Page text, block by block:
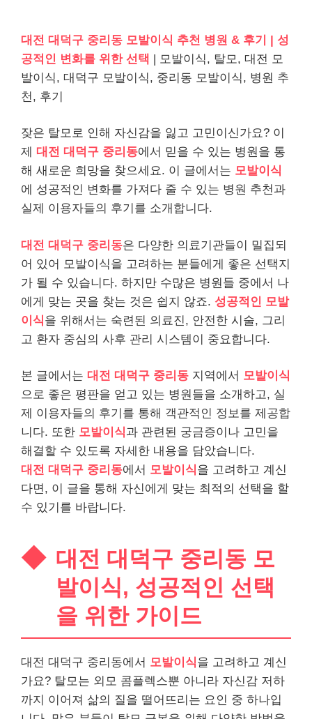
대전 대덕구 중리동 모발이식 추천 병원 & 후기 | 성
공적인 변화를 위한 선택 | 모발이식, 탈모, 대전 모
발이식, 대덕구 모발이식, 중리동 모발이식, 병원 추
천, 후기
잦은 탈모로 인해 자신감을 잃고 고민이신가요? 이
제 대전 대덕구 중리동에서 믿을 수 있는 병원을 통
해 새로운 희망을 찾으세요. 이 글에서는 모발이식
에 성공적인 변화를 가져다 줄 수 있는 병원 추천과
실제 이용자들의 후기를 소개합니다.
대전 대덕구 중리동은 다양한 의료기관들이 밀집되
어 있어 모발이식을 고려하는 분들에게 좋은 선택지
가 될 수 있습니다. 하지만 수많은 병원들 중에서 나
에게 맞는 곳을 찾는 것은 쉽지 않죠. 성공적인 모발
이식을 위해서는 숙련된 의료진, 안전한 시술, 그리
고 환자 중심의 사후 관리 시스템이 중요합니다.
본 글에서는 대전 대덕구 중리동 지역에서 모발이식
으로 좋은 평판을 얻고 있는 병원들을 소개하고, 실
제 이용자들의 후기를 통해 객관적인 정보를 제공합
니다. 또한 모발이식과 관련된 궁금증이나 고민을
해결할 수 있도록 자세한 내용을 담았습니다.
대전 대덕구 중리동에서 모발이식을 고려하고 계신
다면, 이 글을 통해 자신에게 맞는 최적의 선택을 할
수 있기를 바랍니다.
대전 대덕구 중리동 모
발이식, 성공적인 선택
을 위한 가이드
대전 대덕구 중리동에서 모발이식을 고려하고 계신
가요? 탈모는 외모 콤플렉스뿐 아니라 자신감 저하
까지 이어져 삶의 질을 떨어뜨리는 요인 중 하나입